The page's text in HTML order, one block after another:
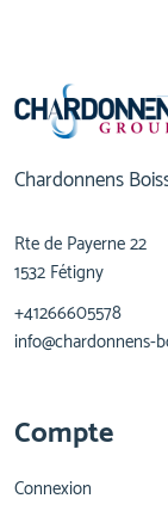
Chardonnens
Rte de Payerne 22
1532 Fétigny
+41266605578
info@chardonnens-
Compte
Connexion